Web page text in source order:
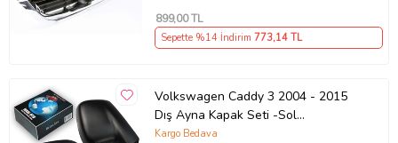
899,00 TL
Sepette %14 İndirim 773,14 TL
Volkswagen Caddy 3 2004 - 2015
Dış Ayna Kapak Seti -Sol
7E18575289 B9
Kargo Bedava